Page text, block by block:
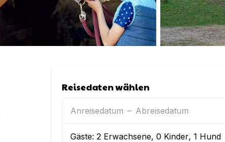
Reisedaten wählen
Anreisedatum – Abreisedatum
Gäste:2 Erwachsene,0 Kinder,1 Hund